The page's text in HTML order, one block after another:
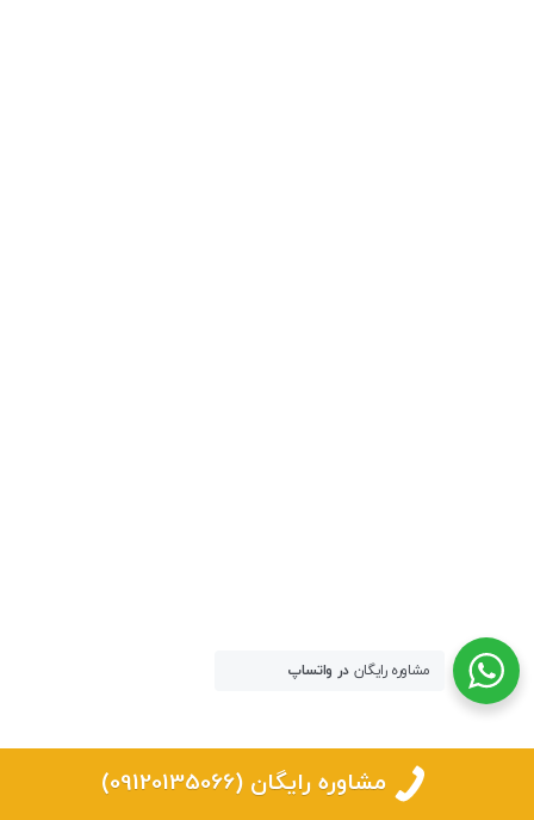
مشاوره رایگان در واتساپ
مشاوره رایگان (09120135066)